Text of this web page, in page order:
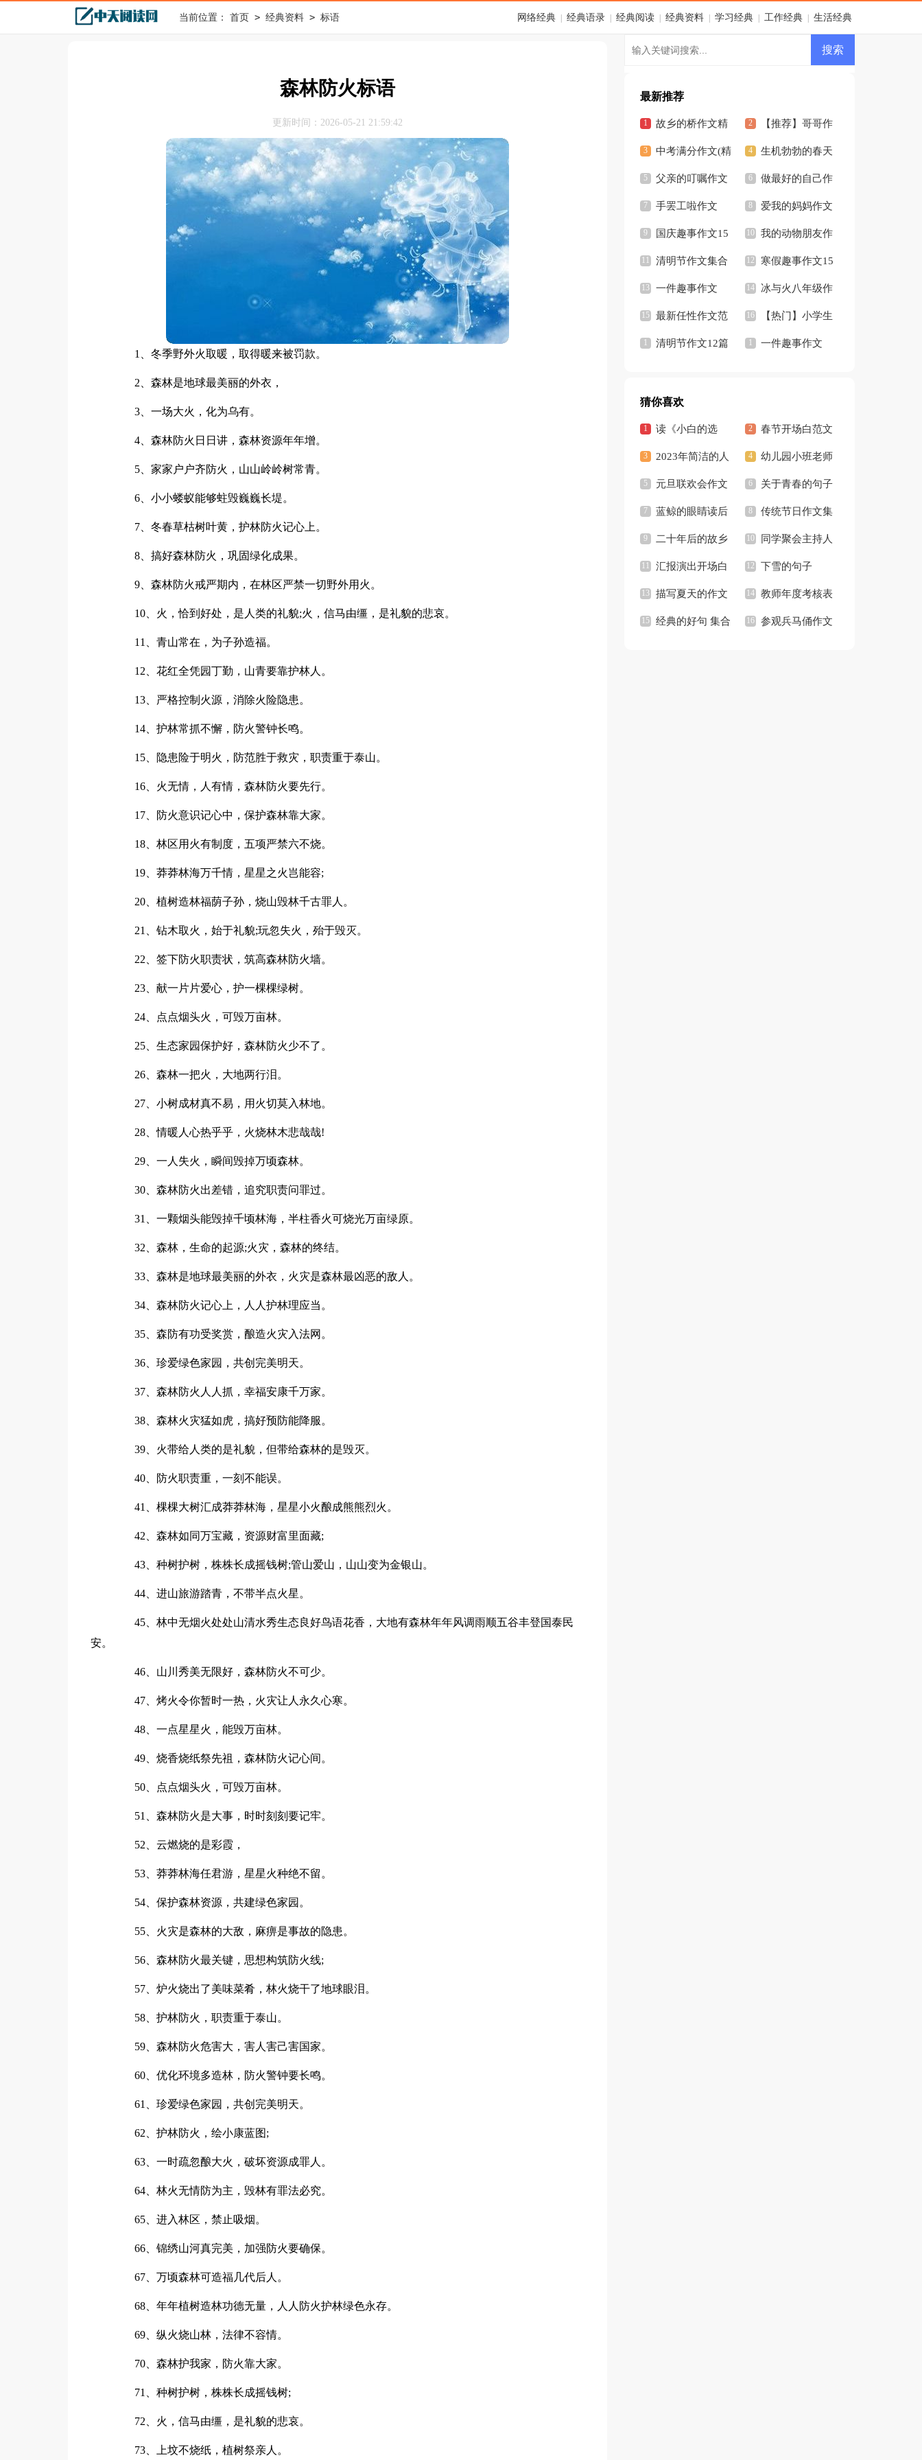
当前位置： 首页 > 经典资料 > 标语 网络经典 经典语录 经典阅读 经典资料 学习经典 工作经典 生活经典
森林防火标语
更新时间：2026-05-21 21:59:42
1、冬季野外火取暖，取得暖来被罚款。
2、森林是地球最美丽的外衣，
3、一场大火，化为乌有。
4、森林防火日日讲，森林资源年年增。
5、家家户户齐防火，山山岭岭树常青。
6、小小蝼蚁能够蛀毁巍巍长堤。
7、冬春草枯树叶黄，护林防火记心上。
8、搞好森林防火，巩固绿化成果。
9、森林防火戒严期内，在林区严禁一切野外用火。
10、火，恰到好处，是人类的礼貌;火，信马由缰，是礼貌的悲哀。
11、青山常在，为子孙造福。
12、花红全凭园丁勤，山青要靠护林人。
13、严格控制火源，消除火险隐患。
14、护林常抓不懈，防火警钟长鸣。
15、隐患险于明火，防范胜于救灾，职责重于泰山。
16、火无情，人有情，森林防火要先行。
17、防火意识记心中，保护森林靠大家。
18、林区用火有制度，五项严禁六不烧。
19、莽莽林海万千情，星星之火岂能容;
20、植树造林福荫子孙，烧山毁林千古罪人。
21、钻木取火，始于礼貌;玩忽失火，殆于毁灭。
22、签下防火职责状，筑高森林防火墙。
23、献一片片爱心，护一棵棵绿树。
24、点点烟头火，可毁万亩林。
25、生态家园保护好，森林防火少不了。
26、森林一把火，大地两行泪。
27、小树成材真不易，用火切莫入林地。
28、情暖人心热乎乎，火烧林木悲哉哉!
29、一人失火，瞬间毁掉万顷森林。
30、森林防火出差错，追究职责问罪过。
31、一颗烟头能毁掉千顷林海，半柱香火可烧光万亩绿原。
32、森林，生命的起源;火灾，森林的终结。
33、森林是地球最美丽的外衣，火灾是森林最凶恶的敌人。
34、森林防火记心上，人人护林理应当。
35、森防有功受奖赏，酿造火灾入法网。
36、珍爱绿色家园，共创完美明天。
37、森林防火人人抓，幸福安康千万家。
38、森林火灾猛如虎，搞好预防能降服。
39、火带给人类的是礼貌，但带给森林的是毁灭。
40、防火职责重，一刻不能误。
41、棵棵大树汇成莽莽林海，星星小火酿成熊熊烈火。
42、森林如同万宝藏，资源财富里面藏;
43、种树护树，株株长成摇钱树;管山爱山，山山变为金银山。
44、进山旅游踏青，不带半点火星。
45、林中无烟火处处山清水秀生态良好鸟语花香，大地有森林年年风调雨顺五谷丰登国泰民
安。
46、山川秀美无限好，森林防火不可少。
47、烤火令你暂时一热，火灾让人永久心寒。
48、一点星星火，能毁万亩林。
49、烧香烧纸祭先祖，森林防火记心间。
50、点点烟头火，可毁万亩林。
51、森林防火是大事，时时刻刻要记牢。
52、云燃烧的是彩霞，
53、莽莽林海任君游，星星火种绝不留。
54、保护森林资源，共建绿色家园。
55、火灾是森林的大敌，麻痹是事故的隐患。
56、森林防火最关键，思想构筑防火线;
57、炉火烧出了美味菜肴，林火烧干了地球眼泪。
58、护林防火，职责重于泰山。
59、森林防火危害大，害人害己害国家。
60、优化环境多造林，防火警钟要长鸣。
61、珍爱绿色家园，共创完美明天。
62、护林防火，绘小康蓝图;
63、一时疏忽酿大火，破坏资源成罪人。
64、林火无情防为主，毁林有罪法必究。
65、进入林区，禁止吸烟。
66、锦绣山河真完美，加强防火要确保。
67、万顷森林可造福几代后人。
68、年年植树造林功德无量，人人防火护林绿色永存。
69、纵火烧山林，法律不容情。
70、森林护我家，防火靠大家。
71、种树护树，株株长成摇钱树;
72、火，信马由缰，是礼貌的悲哀。
73、上坟不烧纸，植树祭亲人。
最新推荐
故乡的桥作文精
选15篇
【推荐】哥哥作
文8篇
中考满分作文(精
选15篇)
生机勃勃的春天
作文
父亲的叮嘱作文 做最好的自己作
文15篇
手罢工啦作文 爱我的妈妈作文
国庆趣事作文15
篇
我的动物朋友作
文【精】
清明节作文集合
13篇
寒假趣事作文15
篇
一件趣事作文 冰与火八年级作
文5篇
最新任性作文范
文5篇
【热门】小学生
记事作文3篇
清明节作文12篇 一件趣事作文
猜你喜欢
读《小白的选
择》有感
春节开场白范文
（精选5篇）
2023年简洁的人
生感悟的好句摘录
36条
幼儿园小班老师
教学反思
元旦联欢会作文
【热门】
关于青春的句子
3篇
蓝鲸的眼睛读后
感汇编15篇
传统节日作文集
锦15篇
二十年后的故乡
作文集锦15篇
同学聚会主持人
开场白合集15篇
汇报演出开场白 下雪的句子
【热】
描写夏天的作文
15篇
教师年度考核表
个人工作总结(15篇)
经典的好句 集合 参观兵马俑作文